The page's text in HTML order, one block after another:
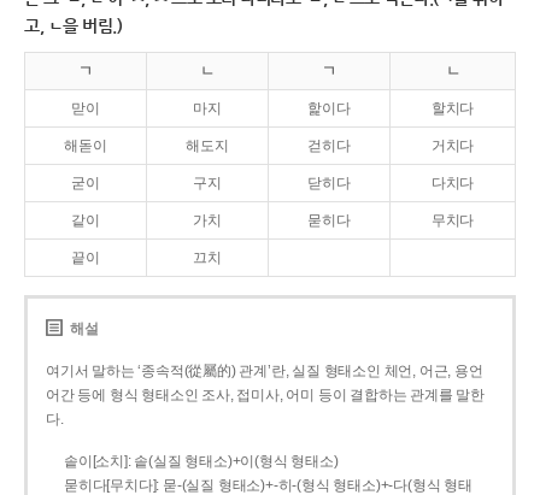
고, ㄴ을 버림.)
ㄱ ㄴ ㄱ ㄴ
맏이 마지 핥이다 할치다
해돋이 해도지 걷히다 거치다
굳이 구지 닫히다 다치다
같이 가치 묻히다 무치다
끝이 끄치
해설
여기서 말하는 ‘종속적(從屬的) 관계’란, 실질 형태소인 체언, 어근, 용언
어간 등에 형식 형태소인 조사, 접미사, 어미 등이 결합하는 관계를 말한
다.
솥이[소치]: 솥(실질 형태소)+이(형식 형태소)
묻히다[무치다]: 묻­-(실질 형태소)+­-히­-(형식 형태소)+-다(형식 형태